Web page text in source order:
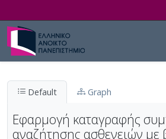
Default Graph
Εφαρμογή καταγραφής
αναζήτησης ασθενειών με